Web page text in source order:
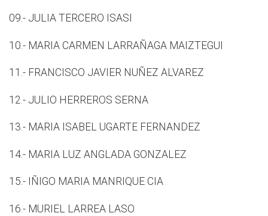
09.- JULIA TERCERO ISASI
10.- MARIA CARMEN LARRAÑAGA MAIZTEGUI
11.- FRANCISCO JAVIER NUÑEZ ALVAREZ
12.- JULIO HERREROS SERNA
13.- MARIA ISABEL UGARTE FERNANDEZ
14.- MARIA LUZ ANGLADA GONZALEZ
15.- IÑIGO MARIA MANRIQUE CIA
16.- MURIEL LARREA LASO